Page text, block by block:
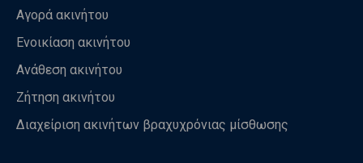
Αγορά ακινήτου
Ενοικίαση ακινήτου
Ανάθεση ακινήτου
Ζήτηση ακινήτου
Διαχείριση ακινήτων βραχυχρόνιας μίσθωσης